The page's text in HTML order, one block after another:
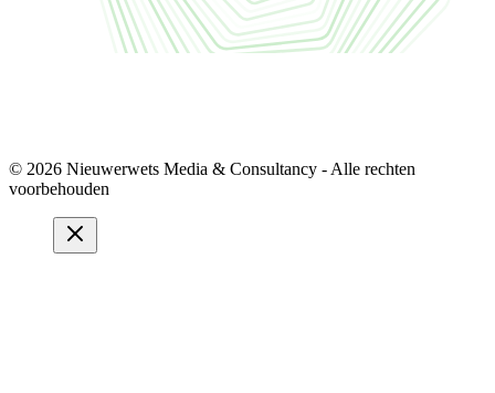
© 2026 Nieuwerwets Media & Consultancy - Alle rechten
voorbehouden